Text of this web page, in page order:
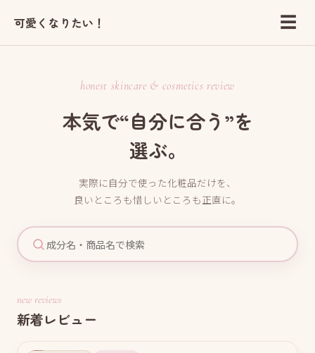
可愛くなりたい！ ☰
honest skincare & cosmetics review
本気で“自分に合う”を
選ぶ。
実際に自分で使った化粧品だけを、
良いところも惜しいところも正直に。
new reviews
新着レビュー